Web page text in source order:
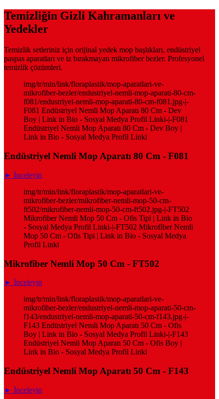
Temizliğin Gizli Kahramanları ve
Yedekler
Temizlik setleriniz için orijinal yedek mop başlıkları, endüstriyel
paspas aparatları ve iz bırakmayan mikrofiber bezler. Profesyonel
temizlik çözümleri.
img/tr/min/link/floraplastik/mop-aparatlari-ve-
mikrofiber-bezler/endustriyel-nemli-mop-aparati-80-cm-
f081/endustriyel-nemli-mop-aparati-80-cm-f081.jpg-|-
F081 Endüstriyel Nemli Mop Aparatı 80 Cm - Dev
Boy | Link in Bio - Sosyal Medya Profil Linki-|-F081
Endüstriyel Nemli Mop Aparatı 80 Cm - Dev Boy |
Link in Bio - Sosyal Medya Profil Linki
Endüstriyel Nemli Mop Aparatı 80 Cm - F081
► İnceleyin
img/tr/min/link/floraplastik/mop-aparatlari-ve-
mikrofiber-bezler/mikrofiber-nemli-mop-50-cm-
ft502/mikrofiber-nemli-mop-50-cm-ft502.jpg-|-FT502
Mikrofiber Nemli Mop 50 Cm - Ofis Tipi | Link in Bio
- Sosyal Medya Profil Linki-|-FT502 Mikrofiber Nemli
Mop 50 Cm - Ofis Tipi | Link in Bio - Sosyal Medya
Profil Linki
Mikrofiber Nemli Mop 50 Cm - FT502
► İnceleyin
img/tr/min/link/floraplastik/mop-aparatlari-ve-
mikrofiber-bezler/endustriyel-nemli-mop-aparati-50-cm-
f143/endustriyel-nemli-mop-aparati-50-cm-f143.jpg-|-
F143 Endüstriyel Nemli Mop Aparatı 50 Cm - Ofis
Boy | Link in Bio - Sosyal Medya Profil Linki-|-F143
Endüstriyel Nemli Mop Aparatı 50 Cm - Ofis Boy |
Link in Bio - Sosyal Medya Profil Linki
Endüstriyel Nemli Mop Aparatı 50 Cm - F143
► İnceleyin